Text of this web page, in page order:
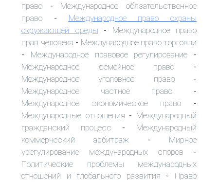
право - Международное обязательственное
право - Международное право охраны
окружающей среды - Международное право
прав человека - Международное право торговли
- Международное правовое регулирование -
Международное семейное право -
Международное уголовное право-
Международное частное право -
Международное экономическое право -
Международные отношения - Международный
гражданский процесс - Международный
коммерческий арбитраж - Мирное
урегулирование международных споров -
Политические проблемы международных
отношений и глобального развития - Право